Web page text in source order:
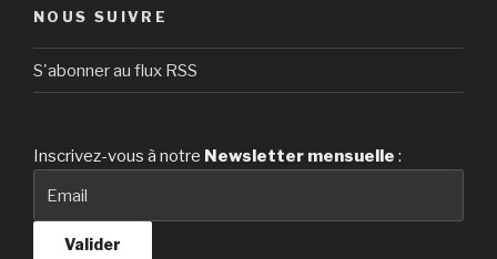
NOUS SUIVRE
S'abonner au flux RSS
Inscrivez-vous à notre Newsletter mensuelle :